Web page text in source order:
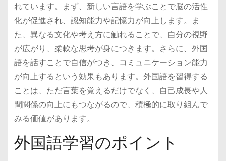
れています。まず、新しい言語を学ぶことで脳の活性
化が促進され、認知能力や記憶力が向上します。ま
た、異なる文化や考え方に触れることで、自分の視野
が広がり、柔軟な思考が身につきます。さらに、外国
語を話すことで自信がつき、コミュニケーション能力
が向上するという効果もあります。外国語を習得する
ことは、ただ言葉を覚えるだけでなく、自己成長や人
間関係の向上にもつながるので、積極的に取り組んで
みる価値があります。
外国語学習のポイント